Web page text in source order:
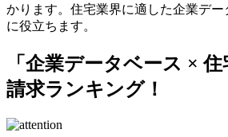
かります。住宅業界に適した企業デ
に役立ちます。
「企業データベース × 住
請求ランキング！